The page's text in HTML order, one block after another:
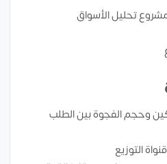
تحليل الأسواق
وحجم الفجوة بين الطلب
التوزيع